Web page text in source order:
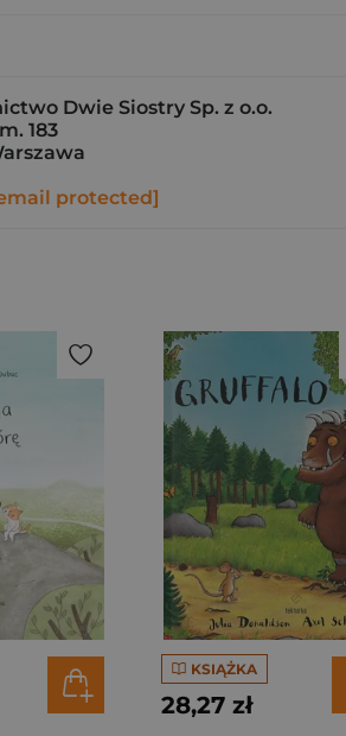
Dwie Siostry Sp. z o.o.
183
protected]
KSIĄŻKA
28,27 zł